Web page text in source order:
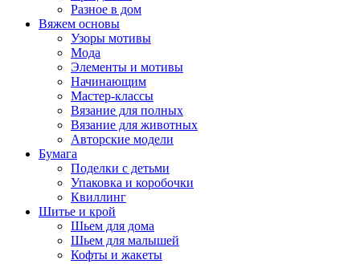
Разное в дом
Вяжем основы
Узоры мотивы
Мода
Элементы и мотивы
Начинающим
Мастер-классы
Вязание для полных
Вязание для животных
Авторские модели
Бумага
Поделки с детьми
Упаковка и коробочки
Квиллинг
Шитье и крой
Шьем для дома
Шьем для малышей
Кофты и жакеты